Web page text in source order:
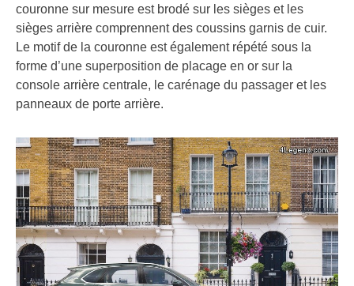
couronne sur mesure est brodé sur les sièges et les
sièges arrière comprennent des coussins garnis de cuir.
Le motif de la couronne est également répété sous la
forme d’une superposition de placage en or sur la
console arrière centrale, le carénage du passager et les
panneaux de porte arrière.